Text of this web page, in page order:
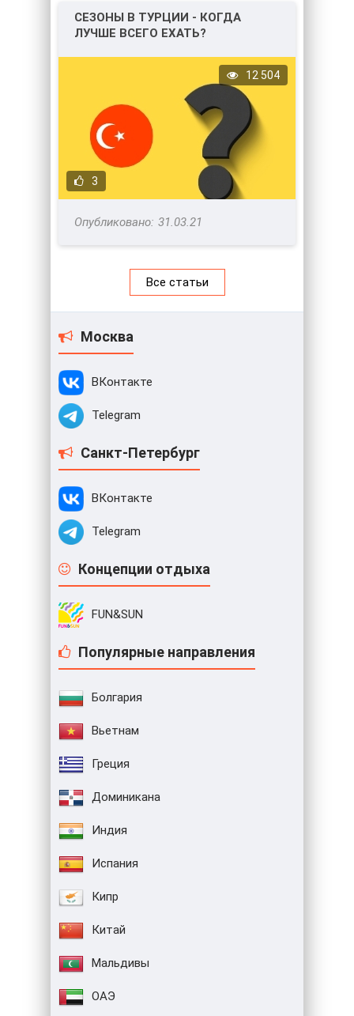
СЕЗОНЫ В ТУРЦИИ - КОГДА
ЛУЧШЕ ВСЕГО ЕХАТЬ?
3
12 504
31.03.21
Все статьи
Москва
ВКонтакте
Telegram
Санкт-Петербург
ВКонтакте
Telegram
Концепции отдыха
FUN&SUN
Популярные направления
Болгария
Вьетнам
Греция
Доминикана
Индия
Испания
Кипр
Китай
Мальдивы
ОАЭ